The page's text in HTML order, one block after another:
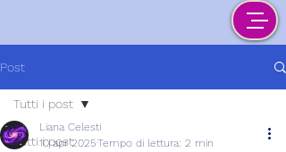
Post
Tutti i post
Tutti i post
Liana Celesti
10 apr 2025Tempo di lettura: 2 min